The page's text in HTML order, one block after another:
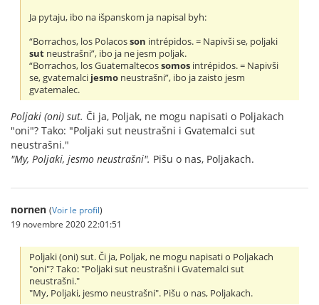
Ja pytaju, ibo na išpanskom ja napisal byh:
“Borrachos, los Polacosson intrépidos. = Napivši se, poljaki
sut neustrašni”, ibo ja ne jesm poljak.
“Borrachos, los Guatemaltecossomos intrépidos. = Napivši
se, gvatemalci jesmo neustrašni”, ibo ja zaisto jesm
gvatemalec.
Poljaki (oni) sut. Či ja, Poljak, ne mogu napisati o Poljakach
"oni"? Tako: "Poljaki sut neustrašni i Gvatemalci sut
neustrašni."
"My, Poljaki, jesmo neustrašni". Pišu o nas, Poljakach.
nornen (Voir le profil)
19 novembre 2020 22:01:51
Poljaki (oni) sut. Či ja, Poljak, ne mogu napisati o Poljakach
"oni"? Tako: "Poljaki sut neustrašni i Gvatemalci sut
neustrašni."
"My, Poljaki, jesmo neustrašni". Pišu o nas, Poljakach.